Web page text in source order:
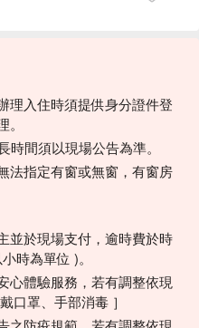
理入住時須提供身分證件登
時間須以現場公告為準。
法指定有窗或無窗，有窗房
並於現場支付，逾時費於時
時為單位 )。
心體驗服務，若有調整依現
口罩、手部消毒 ］